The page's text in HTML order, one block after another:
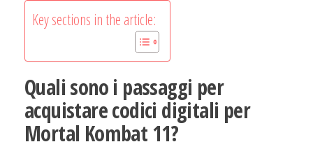
Key sections in the article:
Quali sono i passaggi per
acquistare codici digitali per
Mortal Kombat 11?